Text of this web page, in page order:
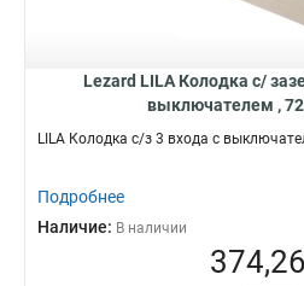
Lezard LILA Колодка с/
выключателем ,
LILA Колодка с/з 3 входа с
Подробнее
Наличие: В наличии